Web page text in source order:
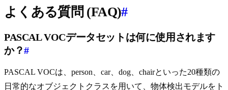
よくある質問 (FAQ)#
PASCAL VOCデータセットは何に使用されます
か？#
PASCAL VOCは、person、car、dog、chairといった20種類の
日常的なオブジェクトクラスを用いて、物体検出モデルをト